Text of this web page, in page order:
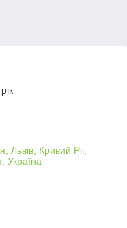
Львів, Кривий Ріг,
Україна